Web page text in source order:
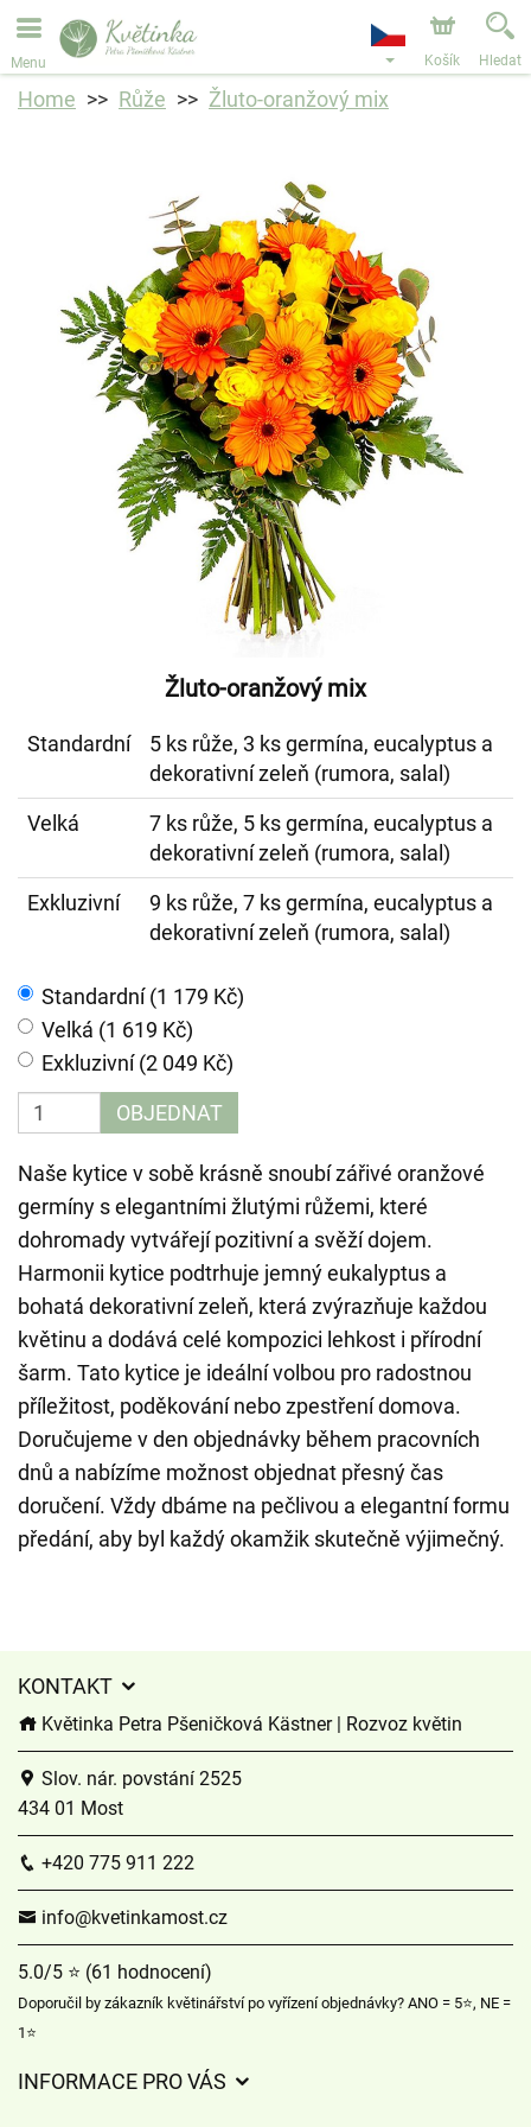
Objednávky přes e-shop přijímáme. Nejbližší možné
doručení je od 11.8.2026 z důvodu dovolené.
Menu Košík Hledat
Home Růže Žluto-oranžový mix
Žluto-oranžový mix
Standardní
5 ks růže, 3 ks germína, eucalyptus a
dekorativní zeleň (rumora, salal)
Velká
7 ks růže, 5 ks germína, eucalyptus a
dekorativní zeleň (rumora, salal)
Exkluzivní
9 ks růže, 7 ks germína, eucalyptus a
dekorativní zeleň (rumora, salal)
Standardní (1 179 Kč)
Velká (1 619 Kč)
Exkluzivní (2 049 Kč)
OBJEDNAT
Naše kytice v sobě krásně snoubí zářivé oranžové
germíny s elegantními žlutými růžemi, které
dohromady vytvářejí pozitivní a svěží dojem.
Harmonii kytice podtrhuje jemný eukalyptus a
bohatá dekorativní zeleň, která zvýrazňuje každou
květinu a dodává celé kompozici lehkost i přírodní
šarm. Tato kytice je ideální volbou pro radostnou
příležitost, poděkování nebo zpestření domova.
Doručujeme v den objednávky během pracovních
dnů a nabízíme možnost objednat přesný čas
doručení. Vždy dbáme na pečlivou a elegantní formu
předání, aby byl každý okamžik skutečně výjimečný.
KONTAKT
Květinka Petra Pšeničková Kästner | Rozvoz květin
Slov. nár. povstání 2525
434 01 Most
+420 775 911 222
info@kvetinkamost.cz
5.0/5 ⭐ (61 hodnocení)
Doporučil by zákazník květinářství po vyřízení objednávky? ANO = 5⭐, NE =
1⭐
INFORMACE PRO VÁS